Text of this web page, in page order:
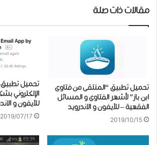
مقالات ذات صلة
تحميل ﺗﻄﺒﻴﻖ “ﺍﻟﻤﻨﺘﻘﻰ ﻣﻦ ﻓﺘﺎﻭﻯ
ﺍﺑﻦ ﺑﺎﺯ” لأﺷﻬﺮ الفتاوى و ﺍﻟﻤﺴﺎﺋﻞ
ﺍﻟﻔﻘﻬﻴﺔ – للآيفون و الاندرويد
2019/10/15
ﺍﻹﻟﻜﺘﺮﻭﻧﻲ
للآيفون و
2019/07/17